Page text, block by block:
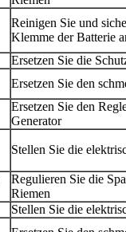
Reinigen Sie und
Klemme der Batterie
Ersetzen Sie die
Ersetzen Sie den
Ersetzen Sie den
Generator
Stellen Sie die
Regulieren Sie die
Riemen
Stellen Sie die